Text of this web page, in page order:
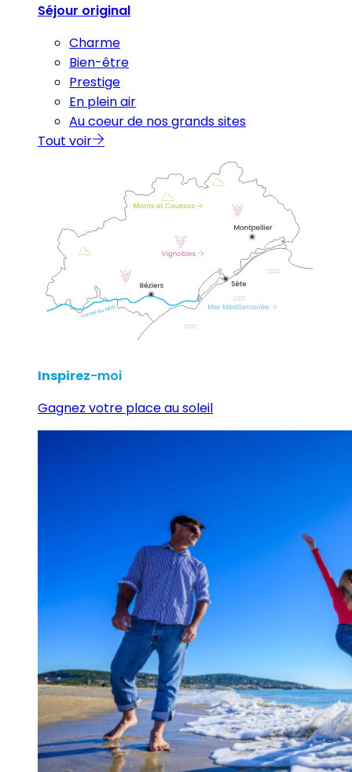
Séjour original
Charme
Bien-être
Prestige
En plein air
Au coeur de nos grands sites
Tout voir
Inspirez-moi
Gagnez votre place au soleil